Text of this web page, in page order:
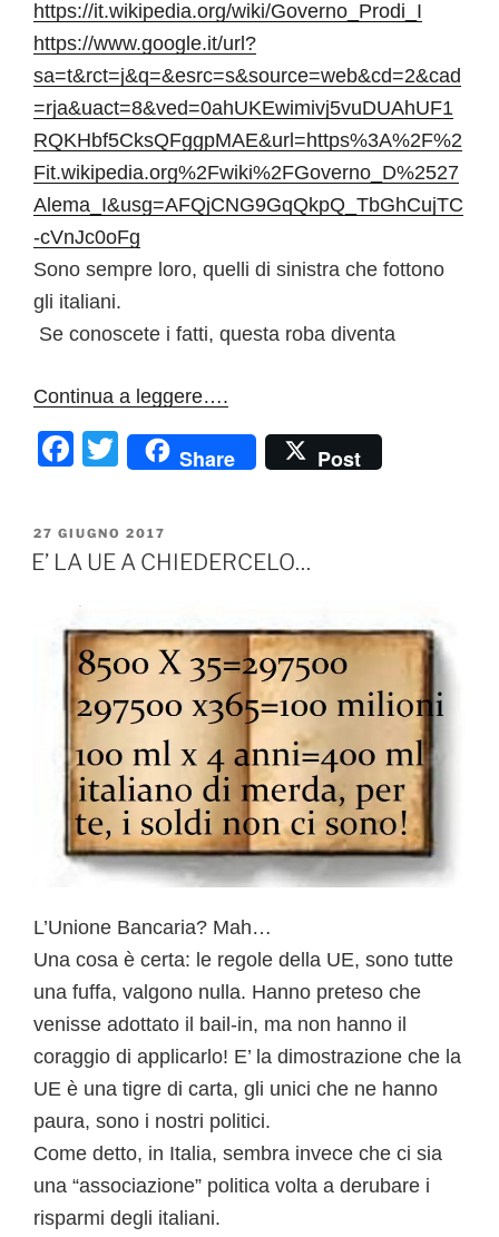
https://it.wikipedia.org/wiki/Governo_Prodi_I
https://www.google.it/url?
sa=t&rct=j&q=&esrc=s&source=web&cd=2&cad
=rja&uact=8&ved=0ahUKEwimivj5vuDUAhUF1
RQKHbf5CksQFggpMAE&url=https%3A%2F%2
Fit.wikipedia.org%2Fwiki%2FGoverno_D%2527
Alema_I&usg=AFQjCNG9GqQkpQ_TbGhCujTC
-cVnJc0oFg
Sono sempre loro, quelli di sinistra che fottono
gli italiani.
Se conoscete i fatti, questa roba diventa
Continua a leggere….
F
c
e
o
o
k
T
w
itt
er
Share Post
PUBBLICATO
IL
27 GIUGNO 2017
E’ LA UE A CHIEDERCELO…
L’Unione Bancaria? Mah…
Una cosa è certa: le regole della UE, sono tutte
una fuffa, valgono nulla. Hanno preteso che
venisse adottato il bail-in, ma non hanno il
coraggio di applicarlo! E’ la dimostrazione che la
UE è una tigre di carta, gli unici che ne hanno
paura, sono i nostri politici.
Come detto, in Italia, sembra invece che ci sia
una “associazione” politica volta a derubare i
risparmi degli italiani.